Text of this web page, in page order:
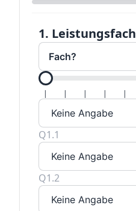
1. Leistungsfach
| | | | |
Q1.1
Q1.2